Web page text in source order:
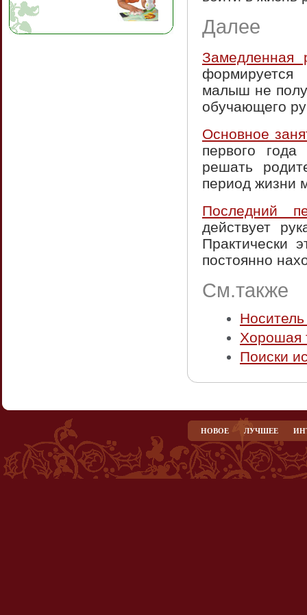
Далее
Замедленная
малыш не
обучающего
Основное
первого
решать
период жизни
Последний
действует
Практически
постоянно
См.также
Хорошая
Поиски
НОВОЕ ЛУЧШЕЕ